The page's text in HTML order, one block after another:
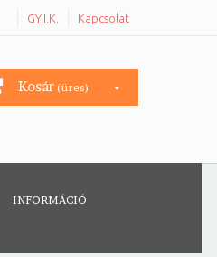
GY.I.K. Kapcsolat
Kosár (üres)
INFORMÁCIÓ